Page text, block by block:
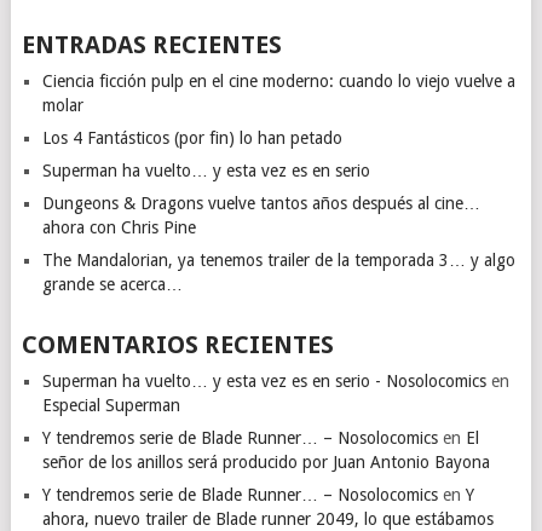
ENTRADAS RECIENTES
Ciencia ficción pulp en el cine moderno: cuando lo viejo vuelve a
molar
Los 4 Fantásticos (por fin) lo han petado
Superman ha vuelto… y esta vez es en serio
Dungeons & Dragons vuelve tantos años después al cine…
ahora con Chris Pine
The Mandalorian, ya tenemos trailer de la temporada 3… y algo
grande se acerca…
COMENTARIOS RECIENTES
Superman ha vuelto… y esta vez es en serio - Nosolocomicsen
Especial Superman
Y tendremos serie de Blade Runner… – Nosolocomicsen El
señor de los anillos será producido por Juan Antonio Bayona
Y tendremos serie de Blade Runner… – Nosolocomicsen Y
ahora, nuevo trailer de Blade runner 2049, lo que estábamos